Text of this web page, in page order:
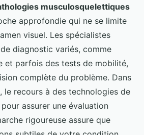
musculosquelettiques
approfondie qui ne se limite
visuel. Les spécialistes
diagnostic variés, comme
et parfois des tests de mobilité,
complète du problème. Dans
le recours à des technologies de
assurer une évaluation
rigoureuse assure que